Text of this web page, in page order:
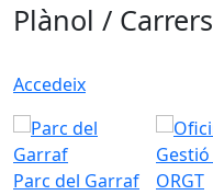
Plànol / Carrers
Accedeix
Parc del Garraf ORGT